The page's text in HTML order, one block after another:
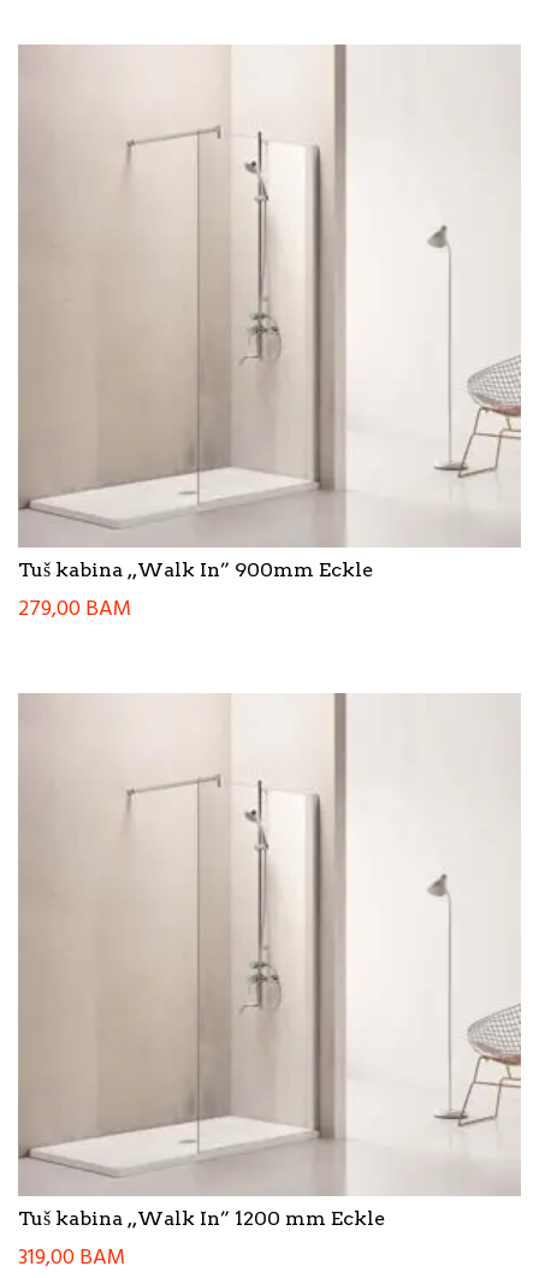
Tuš kabina ,,Walk In” 900mm Eckle
279,00BAM
Tuš kabina ,,Walk In” 1200 mm Eckle
319,00BAM